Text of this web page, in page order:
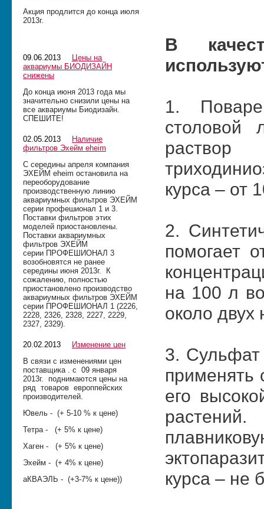
В
1.
столовой
раствор
курса – от
2.
помогает
на 100 л
около двух
3. Сульфат
применять
его
курса – не
Акция продлится до конца июля
2013г.
09.06.2013
Цены на
аквариумы БИОДИЗАЙН
снижены
До конца июня 2013 года мы
значительно снизили цены на
все аквариумы Биодизайн.
СПЕШИТЕ!
02.05.2013
Наличие
фильтров Эхейм eheim
С середины апреля компания
ЭХЕЙМ eheim остановила на
переоборудование
производственную линию
аквариумных фильтров ЭХЕЙМ
серии профешионал 1 и 3.
Поставки фильтров этих
моделей приостановлены.
Поставки аквариумных
фильтров ЭХЕЙМ
серии ПРОФЕШИОНАЛ 3
возобновятся не ранее
середины июня 2013г. К
сожалению, полностью
приостановлено производство
аквариумных фильтров ЭХЕЙМ
серии ПРОФЕШИОНАЛ 1 (2226,
2228, 2326, 2328, 2227, 2229,
2327, 2329).
20.02.2013
Изменение цен
В связи с изменениями цен
поставщика . с 09 января
2013г. поднимаются цены на
ряд товаров европпейских
производителей.
Ювель - (+ 5-10 % к цене)
Тетра - (+ 5% к цене)
Хаген - (+ 5% к цене)
Эхейм - (+ 4% к цене)
аКВАЭЛЬ - (+3-7% к цене))